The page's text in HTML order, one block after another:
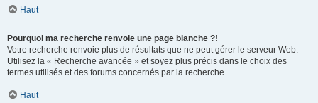
Haut
Pourquoi ma recherche renvoie une page blanche ?!
Votre recherche renvoie plus de résultats que ne peut gérer le serveur Web.
Utilisez la « Recherche avancée » et soyez plus précis dans le choix des
termes utilisés et des forums concernés par la recherche.
Haut